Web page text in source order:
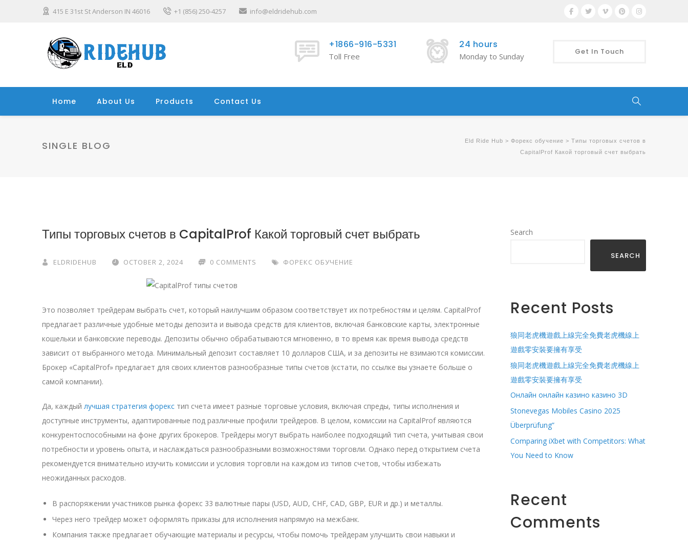
415 E 31st St Anderson IN 46016 +1 (856) 250-4257 info@eldridehub.com
Get In Touch
+1866-916-5331
Toll Free
24 hours
Monday to Sunday
Home About Us Products Contact Us
SINGLE BLOG Eld Ride Hub > Форекс обучение > Типы торговых счетов в
CapitalProf Какой торговый счет выбрать
Типы торговых счетов в CapitalProf Какой торговый счет выбрать
ELDRIDEHUB OCTOBER 2, 2024 0 COMMENTS ФОРЕКС ОБУЧЕНИЕ
Это позволяет трейдерам выбрать счет, который наилучшим образом соответствует их потребностям и целям. CapitalProf
предлагает различные удобные методы депозита и вывода средств для клиентов, включая банковские карты, электронные
кошельки и банковские переводы. Депозиты обычно обрабатываются мгновенно, в то время как время вывода средств
зависит от выбранного метода. Минимальный депозит составляет 10 долларов США, и за депозиты не взимаются комиссии.
Брокер «CapitalProf» предлагает для своих клиентов разнообразные типы счетов (кстати, по ссылке вы узнаете больше о
самой компании).
Да, каждый лучшая стратегия форекс тип счета имеет разные торговые условия, включая спреды, типы исполнения и
доступные инструменты, адаптированные под различные профили трейдеров. В целом, комиссии на CapitalProf являются
конкурентоспособными на фоне других брокеров. Трейдеры могут выбрать наиболее подходящий тип счета, учитывая свои
потребности и уровень опыта, и наслаждаться разнообразными возможностями торговли. Однако перед открытием счета
рекомендуется внимательно изучить комиссии и условия торговли на каждом из типов счетов, чтобы избежать
неожиданных расходов.
В распоряжении участников рынка форекс 33 валютные пары (USD, AUD, CHF, CAD, GBP, EUR и др.) и металлы.
Через него трейдер может оформлять приказы для исполнения напрямую на межбанк.
Компания также предлагает обучающие материалы и ресурсы, чтобы помочь трейдерам улучшить свои навыки и
Search
SEARCH
Recent Posts
狼同老虎機遊戲上線完全免費老虎機線上
遊戲零安裝要擁有享受
狼同老虎機遊戲上線完全免費老虎機線上
遊戲零安裝要擁有享受
Онлайн онлайн казино казино 3D
Stonevegas Mobiles Casino 2025
Überprüfung”
Comparing iXbet with Competitors: What
You Need to Know
Recent
Comments